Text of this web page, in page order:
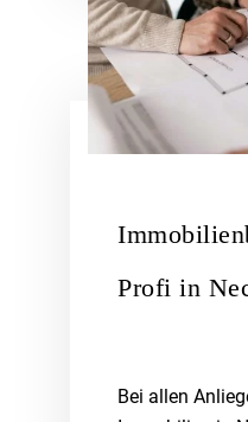
Profi in
Bei allen